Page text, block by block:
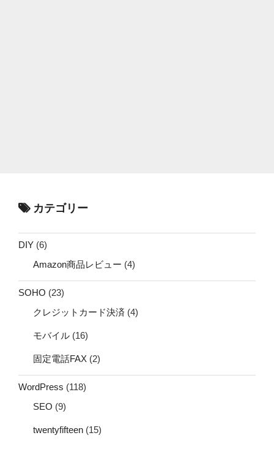
カテゴリー
DIY (6)
Amazon商品レビュー (4)
SOHO (23)
クレジットカード決済 (4)
モバイル (16)
固定電話FAX (2)
WordPress (118)
SEO (9)
twentyfifteen (15)